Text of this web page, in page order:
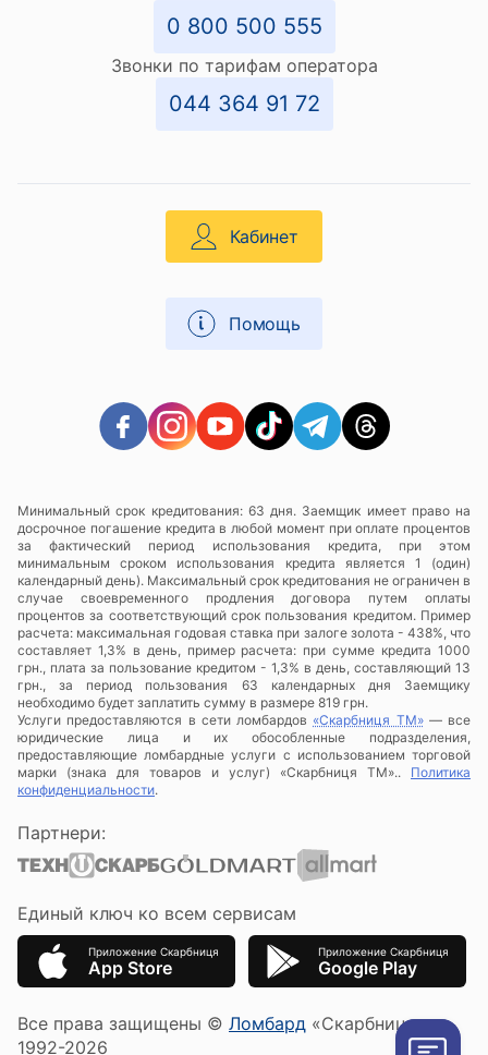
0 800 500 555
Звонки по тарифам оператора
044 364 91 72
Кабинет
Помощь
Минимальный срок кредитования: 63 дня. Заемщик имеет право на
досрочное погашение кредита в любой момент при оплате процентов
за фактический период использования кредита, при этом
минимальным сроком использования кредита является 1 (один)
календарный день). Максимальный срок кредитования не ограничен в
случае своевременного продления договора путем оплаты
процентов за соответствующий срок пользования кредитом. Пример
расчета: максимальная годовая ставка при залоге золота - 438%, что
составляет 1,3% в день, пример расчета: при сумме кредита 1000
грн., плата за пользование кредитом - 1,3% в день, составляющий 13
грн., за период пользования 63 календарных дня Заемщику
необходимо будет заплатить сумму в размере 819 грн.
Услуги предоставляются в сети ломбардов «Скарбниця ТМ»— все
юридические лица и их обособленные подразделения,
предоставляющие ломбардные услуги с использованием торговой
марки (знака для товаров и услуг) «Скарбниця ТМ».. Политика
конфиденциальности.
Партнери:
Единый ключ ко всем сервисам
Приложение Скарбниця
App Store
Приложение Скарбниця
Google Play
Все права защищены © Ломбард «Скарбниця»
1992-2026